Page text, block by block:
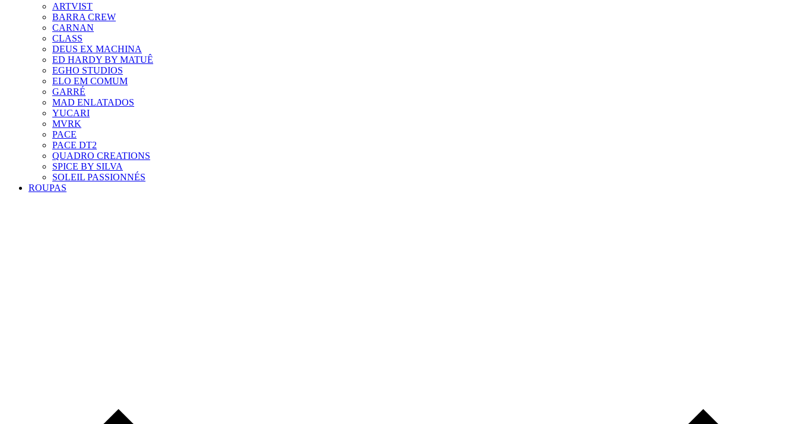
ARTVIST
BARRA CREW
CARNAN
CLASS
DEUS EX MACHINA
ED HARDY BY MATUÊ
EGHO STUDIOS
ELO EM COMUM
GARRÉ
MAD ENLATADOS
YUCARI
MVRK
PACE
PACE DT2
QUADRO CREATIONS
SPICE BY SILVA
SOLEIL PASSIONNÉS
ROUPAS